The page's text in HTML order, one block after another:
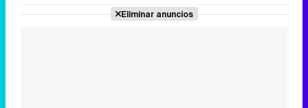
Eliminar anuncios